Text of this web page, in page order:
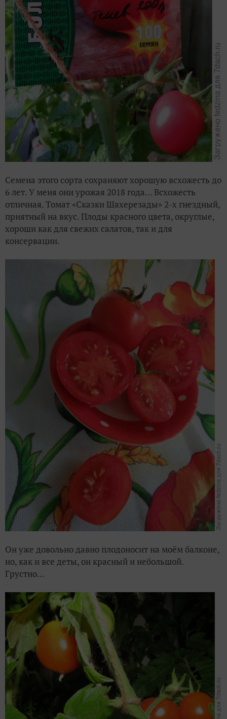
Семена этого сорта сохраняют хорошую всхожесть до
6 лет. У меня они урожая 2018 года… Всхожесть
отличная. Томат «Сказки Шахерезады» 2-х гнездный,
приятный на вкус. Плоды красного цвета, округлые,
хороши как для свежих салатов, так и для
консервации.
Он уже довольно давно плодоносит на моём балконе,
но, как и все деты, он красный и небольшой.
Грустно…